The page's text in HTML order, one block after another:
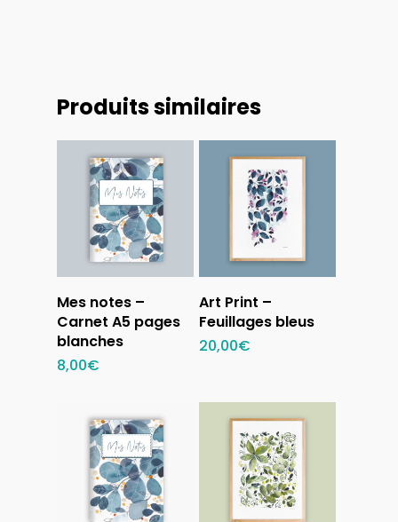
Produits similaires
Ajouter au
panier
Mes notes –
Carnet A5 pages
blanches
8,00€
Ajouter au
panier
Art Print –
Feuillages bleus
20,00€